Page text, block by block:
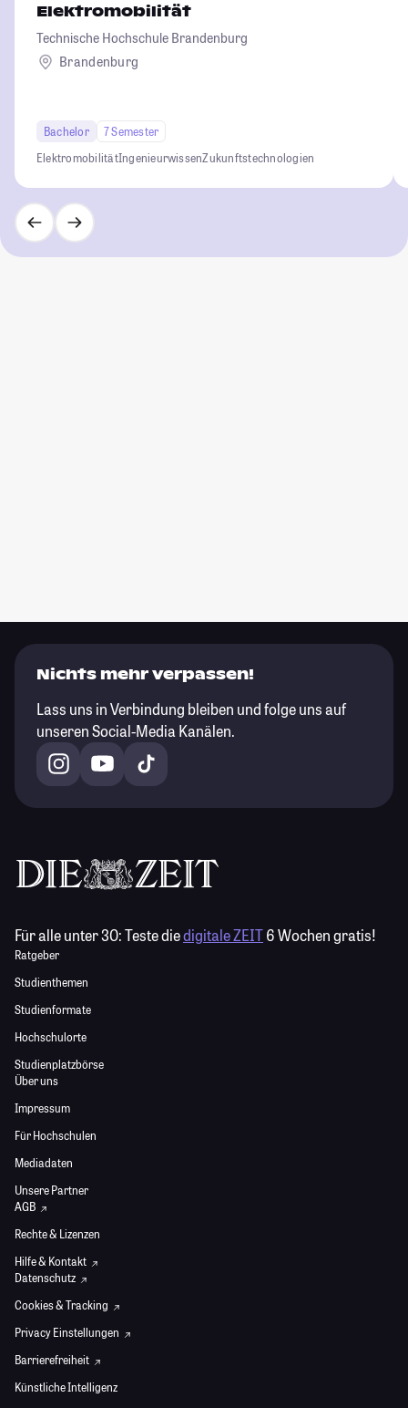
Elektromobilität
Technische Hochschule Brandenburg
Brandenburg
Bachelor
7 Semester
ElektromobilitätIngenieurwissenZukunftstechnologien
Nichts mehr verpassen!
Lass uns in Verbindung bleiben und folge uns auf
unseren Social-Media Kanälen.
Für alle unter 30:Teste diedigitale ZEIT6 Wochen gratis!
Ratgeber
Studienthemen
Studienformate
Hochschulorte
Studienplatzbörse
Über uns
Impressum
Für Hochschulen
Mediadaten
Unsere Partner
AGB
Rechte & Lizenzen
Hilfe & Kontakt
Datenschutz
Cookies & Tracking
Privacy Einstellungen
Barrierefreiheit
Künstliche Intelligenz